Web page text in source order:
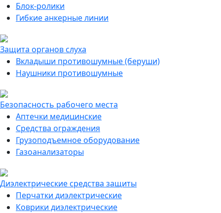
Блок-ролики
Гибкие анкерные линии
Защита органов слуха
Вкладыши противошумные (беруши)
Наушники противошумные
Безопасность рабочего места
Аптечки медицинские
Средства ограждения
Грузоподъемное оборудование
Газоанализаторы
Диэлектрические средства защиты
Перчатки диэлектрические
Коврики диэлектрические